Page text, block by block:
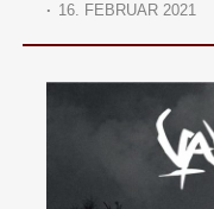
16. FEBRUAR 2021